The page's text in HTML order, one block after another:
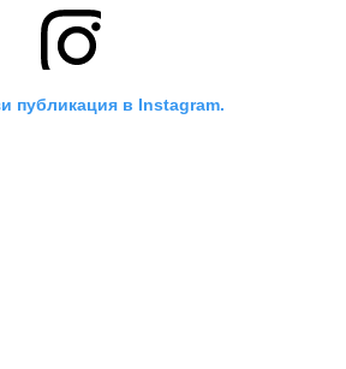
публикация в Instagram.